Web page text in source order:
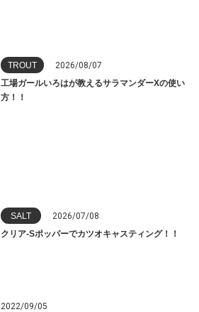
TROUT
2026/08/07
工場ガールいろはが教えるサラマンダーXの使い
方！！
SALT
2026/07/08
クリア-Sポッパーでカツオキャスティング！！
2022/09/05